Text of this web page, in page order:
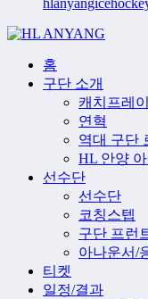
홈
구단 소개
캐치프레
연혁
역대 구단
HL 안양
선수단
선수단
코칭스텝
구단 프런
아나운서/
티켓
일정/결과